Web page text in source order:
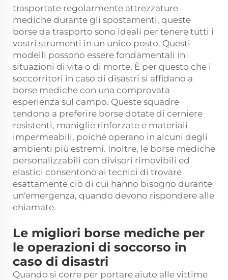
trasportate regolarmente attrezzature
mediche durante gli spostamenti, queste
borse da trasporto sono ideali per tenere tutti i
vostri strumenti in un unico posto. Questi
modelli possono essere fondamentali in
situazioni di vita o di morte. È per questo che i
soccorritori in caso di disastri si affidano a
borse mediche con una comprovata
esperienza sul campo. Queste squadre
tendono a preferire borse dotate di cerniere
resistenti, maniglie rinforzate e materiali
impermeabili, poiché operano in alcuni degli
ambienti più estremi. Inoltre, le borse mediche
personalizzabili con divisori rimovibili ed
elastici consentono ai tecnici di trovare
esattamente ciò di cui hanno bisogno durante
un'emergenza, quando devono rispondere alle
chiamate.
Le migliori borse mediche per
le operazioni di soccorso in
caso di disastri
Quando si corre per portare aiuto alle vittime